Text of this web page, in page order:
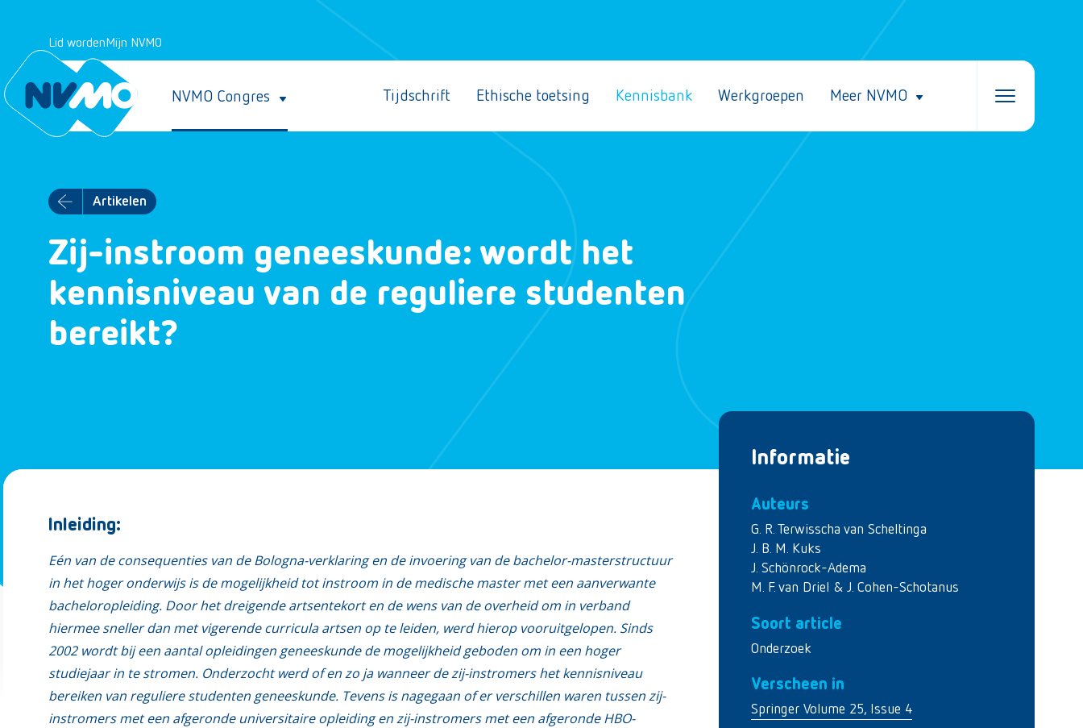
Lid wordenMijn NVMO
NVMO Congres Tijdschrift Ethische toetsing Kennisbank Werkgroepen Meer NVMO
Artikelen
Zij-instroom geneeskunde: wordt het
kennisniveau van de reguliere studenten
bereikt?
Informatie
Auteurs
G. R. Terwisscha van Scheltinga
J. B. M. Kuks
J. Schönrock-Adema
M. F. van Driel & J. Cohen-Schotanus
Soort article
Onderzoek
Verscheen in
Springer Volume 25, Issue 4
Inleiding:
Eén van de consequenties van de Bologna-verklaring en de invoering van de bachelor-masterstructuur
in het hoger onderwijs is de mogelijkheid tot instroom in de medische master met een aanverwante
bacheloropleiding. Door het dreigende artsentekort en de wens van de overheid om in verband
hiermee sneller dan met vigerende curricula artsen op te leiden, werd hierop vooruitgelopen. Sinds
2002 wordt bij een aantal opleidingen geneeskunde de mogelijkheid geboden om in een hoger
studiejaar in te stromen. Onderzocht werd of en zo ja wanneer de zij-instromers het kennisniveau
bereiken van reguliere studenten geneeskunde. Tevens is nagegaan of er verschillen waren tussen zij-
instromers met een afgeronde universitaire opleiding en zij-instromers met een afgeronde HBO-